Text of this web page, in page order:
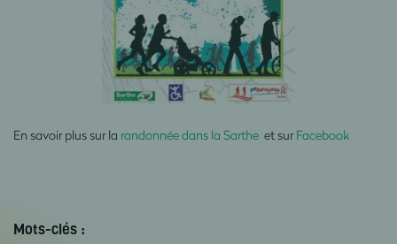
En savoir plus sur la randonnée dans la Sarthe et sur Facebook
Mots-clés :